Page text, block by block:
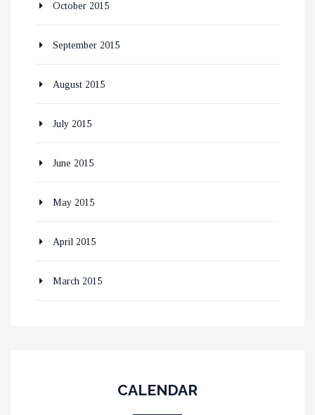
October 2015
September 2015
August 2015
July 2015
June 2015
May 2015
April 2015
March 2015
CALENDAR